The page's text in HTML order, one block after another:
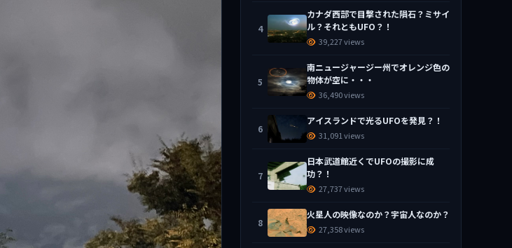
4
カナダ西部で目撃された隕石？ミサイ
ル？それともUFO？！
39,227 views
5
南ニュージャージー州でオレンジ色の
物体が空に・・・
36,490 views
6
アイスランドで光るUFOを発見？！
31,091 views
7
日本武道館近くでUFOの撮影に成
功？！
27,737 views
8
火星人の映像なのか？宇宙人なのか？
27,358 views